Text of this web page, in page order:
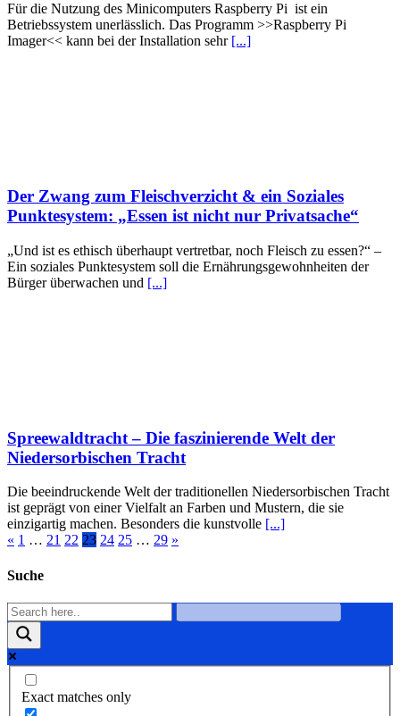
Für die Nutzung des Minicomputers Raspberry Pi ist ein
Betriebssystem unerlässlich. Das Programm >>Raspberry Pi
Imager<< kann bei der Installation sehr [...]
Der Zwang zum Fleischverzicht & ein Soziales
Punktesystem: „Essen ist nicht nur Privatsache“
„Und ist es ethisch überhaupt vertretbar, noch Fleisch zu essen?“ –
Ein soziales Punktesystem soll die Ernährungsgewohnheiten der
Bürger überwachen und [...]
Spreewaldtracht – Die faszinierende Welt der
Niedersorbischen Tracht
Die beeindruckende Welt der traditionellen Niedersorbischen Tracht
ist geprägt von einer Vielfalt an Farben und Mustern, die sie
einzigartig machen. Besonders die kunstvolle [...]
« 1 … 21 22 23 24 25 … 29 »
Suche
Exact matches only